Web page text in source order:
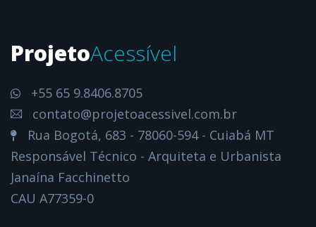
ProjetoAcessível
+55 65 9.8406.8705
contato@projetoacessivel.com.br
Rua Bogotá, 683 - 78060-594 - Cuiabá MT
Responsável Técnico - Arquiteta e Urbanista
Janaína Facchinetto
CAU A77359-0